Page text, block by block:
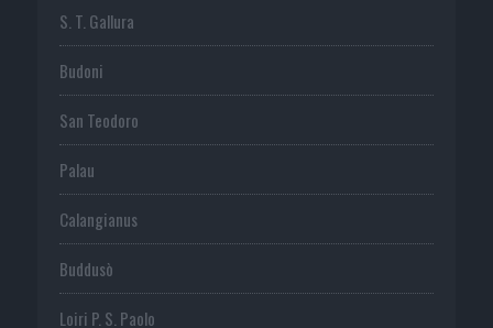
S. T. Gallura
Budoni
San Teodoro
Palau
Calangianus
Buddusò
Loiri P. S. Paolo